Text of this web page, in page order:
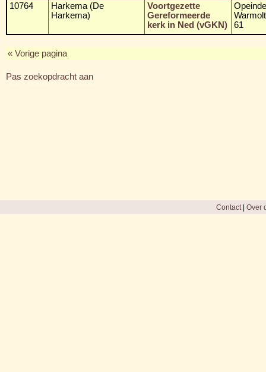
10764
Harkema (De
Harkema)
Voortgezette
Gereformeerde
kerk in Ned (vGKN)
61
« Vorige pagina
Pas zoekopdracht aan
Contact| Over